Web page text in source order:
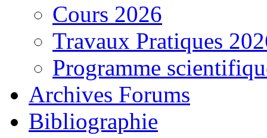
Cours 2026
Travaux Pratiques
Programme
Archives Forums
Bibliographie